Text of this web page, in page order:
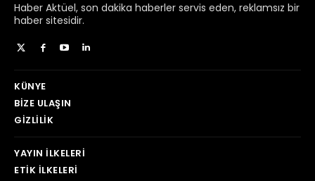
Haber Aktüel, son dakika haberler servis eden, reklamsız bir
haber sitesidir.
KÜNYE
BIZE ULAŞIN
GIZLILIK
YAYIN İLKELERI
ETIK İLKELERI